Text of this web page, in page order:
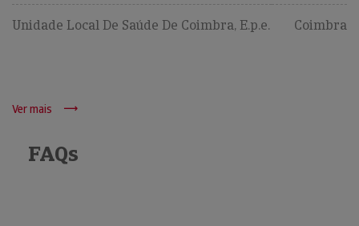
Unidade Local De Saúde De Coimbra, E.p.e. Coimbra
Ver mais
FAQs